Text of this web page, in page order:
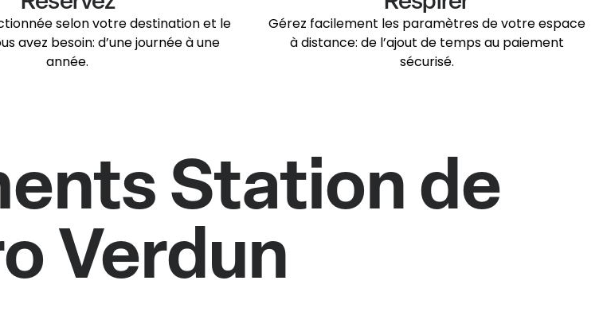
selon votre destination et le
avez besoin: d’une journée à une
année.
Gérez facilement les paramètres de votre espace
à distance: de l’ajout de temps au paiement
sécurisé.
Station de
Verdun